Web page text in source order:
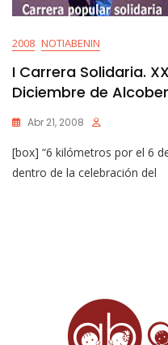
2008 NOTIABENIN
I Carrera Solidaria.
Diciembre de
Abr 21, 2008
[box] “6 kilómetros por el 6
dentro de la celebración del